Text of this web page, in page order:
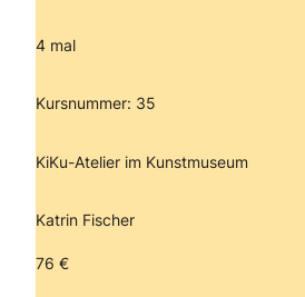
4 mal
Kursnummer: 35
KiKu-Atelier im Kunstmuseum
Katrin Fischer
76 €